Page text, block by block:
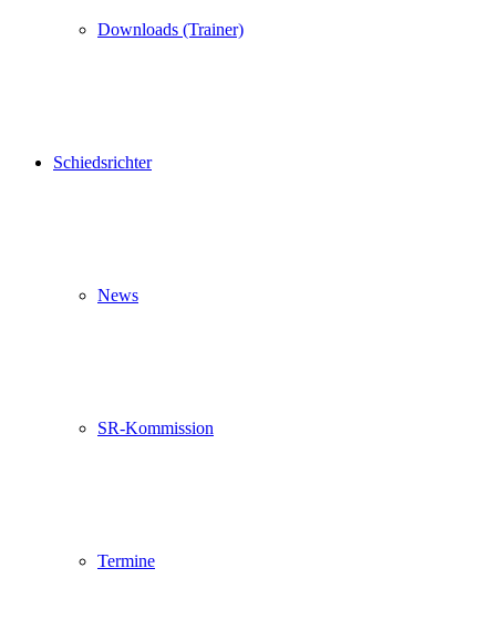
Downloads (Trainer)
Schiedsrichter
News
SR-Kommission
Termine